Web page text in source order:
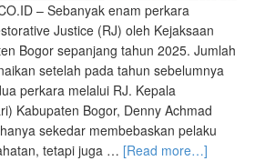
– Sebanyak enam perkara
Justice (RJ) oleh Kejaksaan
Bogor sepanjang tahun 2025. Jumlah
setelah pada tahun sebelumnya
perkara melalui RJ. Kepala
Kabupaten Bogor, Denny Achmad
sekedar membebaskan pelaku
tetapi juga … [Read more…]